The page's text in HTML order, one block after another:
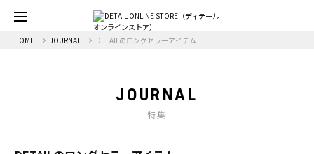
HOME JOURNAL DETAILのロングセラーアイテム
JOURNAL
特集